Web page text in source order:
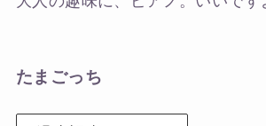
たまごっち